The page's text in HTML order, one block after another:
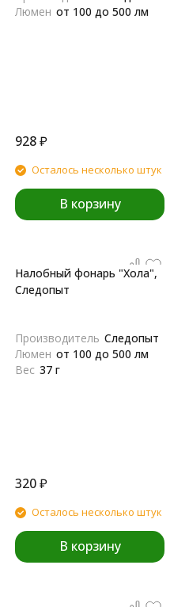
Люмен от 100 до 500 лм
928₽
Осталось несколько штук
В корзину
Налобный фонарь "Хола",
Следопыт
Производитель Следопыт
Люмен от 100 до 500 лм
Вес 37 г
320₽
Осталось несколько штук
В корзину